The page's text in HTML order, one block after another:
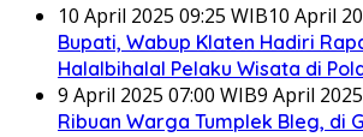
10 April 2025 09:25 WIB10 April
Bupati, Wabup Klaten Hadiri
Halalbihalal Pelaku Wisata di
9 April 2025 07:00 WIB9 April
Ribuan Warga Tumplek Bleg, di